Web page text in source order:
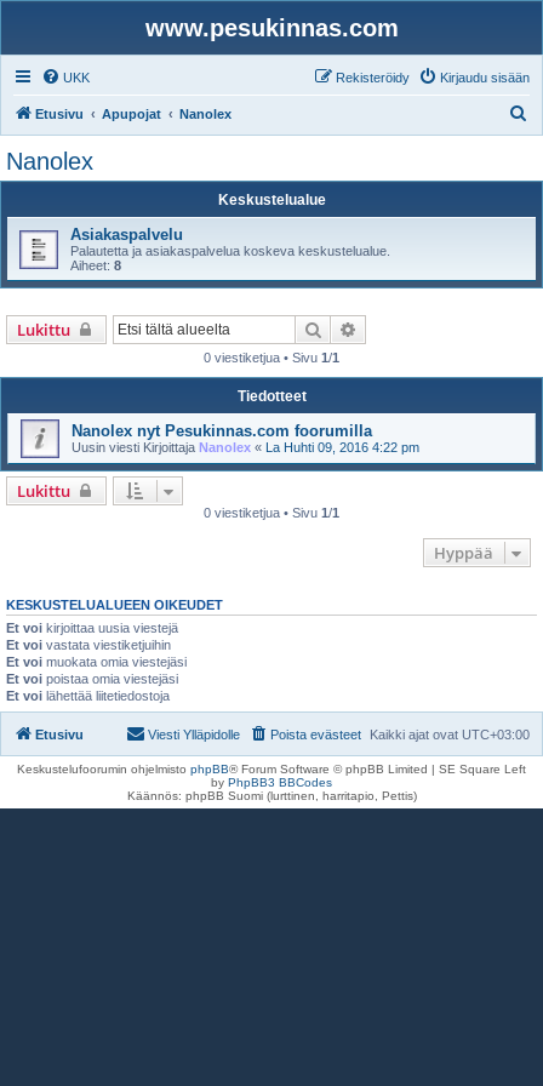
www.pesukinnas.com
UKK Kirjaudu sisään
Rekisteröidy
Etusivu Apupojat Nanolex
Nanolex
Keskustelualue
Asiakaspalvelu
Palautetta ja asiakaspalvelua koskeva keskustelualue.
Aiheet: 8
Lukittu Etsi
0 viestiketjua • Sivu 1/1
Tiedotteet
Nanolex nyt Pesukinnas.com foorumilla
Uusin viesti Kirjoittaja Nanolex « La Huhti 09, 2016 4:22 pm
Lukittu
0 viestiketjua • Sivu 1/1
Hyppää
KESKUSTELUALUEEN OIKEUDET
Et voi kirjoittaa uusia viestejä
Et voi vastata viestiketjuihin
Et voi muokata omia viestejäsi
Et voi poistaa omia viestejäsi
Et voi lähettää liitetiedostoja
Etusivu Kaikki ajat ovat UTC+03:00
Poista evästeet
Viesti Ylläpidolle
Keskustelufoorumin ohjelmisto phpBB® Forum Software © phpBB Limited | SE Square Left
by PhpBB3 BBCodes
Käännös: phpBB Suomi (lurttinen, harritapio, Pettis)